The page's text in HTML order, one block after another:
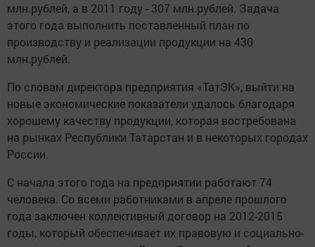
млн.рублей, а в 2011 году - 307 млн.рублей. Задача
этого года выполнить поставленный план по
производству и реализации продукции на 430
млн.рублей.
По словам директора предприятия «ТатЭК», выйти на
новые экономические показатели удалось благодаря
хорошему качеству продукции, которая востребована
на рынках Республики Татарстан и в некоторых городах
России.
С начала этого года на предприятии работают 74
человека. Со всеми работниками в апреле прошлого
года заключен коллективный договор на 2012-2015
годы, который обеспечивает их правовую и социально-